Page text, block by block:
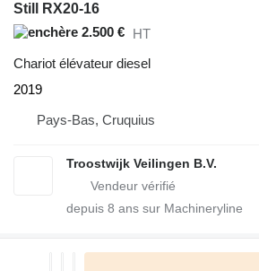
Still RX20-16
2.500 € HT
Chariot élévateur diesel
2019
Pays-Bas, Cruquius
Troostwijk Veilingen B.V.
depuis 8 ans sur Machineryline